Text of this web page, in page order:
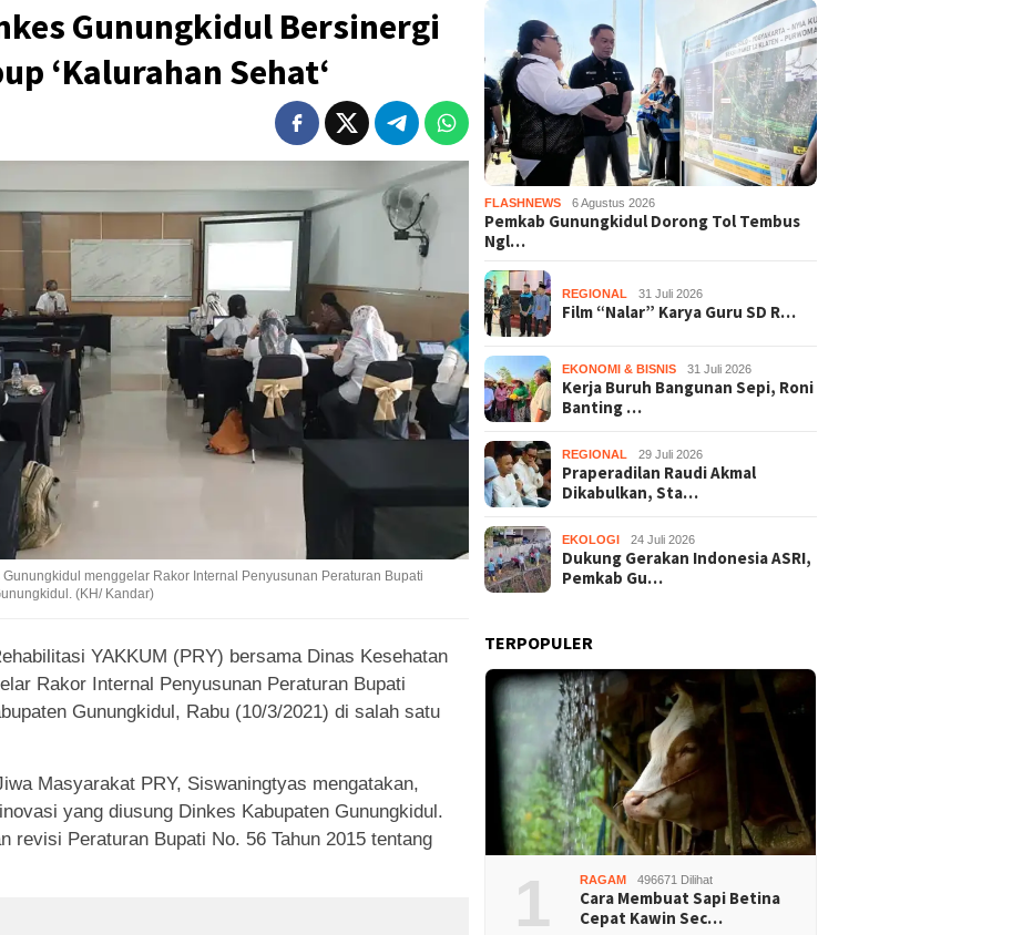
Gunungkidul Bersinergi
‘Kalurahan Sehat‘
menggelar Rakor Internal Penyusunan Peraturan Bupati
(KH/ Kandar)
YAKKUM (PRY) bersama Dinas Kesehatan
Rakor Internal Penyusunan Peraturan Bupati
Gunungkidul, Rabu (10/3/2021) di salah satu
Masyarakat PRY, Siswaningtyas mengatakan,
yang diusung Dinkes Kabupaten Gunungkidul.
revisi Peraturan Bupati No. 56 Tahun 2015 tentang
FLASHNEWS 6 Agustus 2026
Pemkab Gunungkidul Dorong Tol Tembus
Ngl…
REGIONAL 31 Juli 2026
Film “Nalar” Karya Guru SD R…
EKONOMI & BISNIS 31 Juli 2026
Kerja Buruh Bangunan Sepi, Roni
Banting …
REGIONAL 29 Juli 2026
Praperadilan Raudi Akmal
Dikabulkan, Sta…
EKOLOGI 24 Juli 2026
Dukung Gerakan Indonesia ASRI,
Pemkab Gu…
TERPOPULER
1 RAGAM 496671 Dilihat
Cara Membuat Sapi Betina
Cepat Kawin Sec…